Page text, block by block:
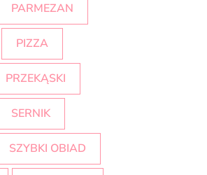
PARMEZAN
PIZZA
PRZEKĄSKI
SERNIK
SZYBKI OBIAD